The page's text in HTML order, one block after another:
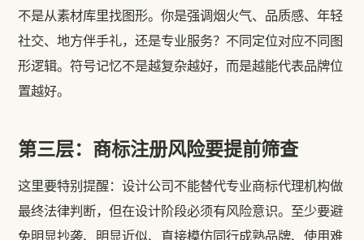
不是从素材库里找图形。你是强调烟火气、品质感、年轻
社交、地方伴手礼，还是专业服务？不同定位对应不同图
形逻辑。符号记忆不是越复杂越好，而是越能代表品牌位
置越好。
第三层：商标注册风险要提前筛查
这里要特别提醒：设计公司不能替代专业商标代理机构做
最终法律判断，但在设计阶段必须有风险意识。至少要避
免明显抄袭、明显近似、直接模仿同行成熟品牌、使用难